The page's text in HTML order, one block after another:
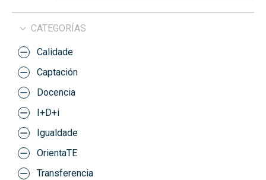
CATEGORÍAS
Calidade
Captación
Docencia
I+D+i
Igualdade
OrientaTE
Transferencia